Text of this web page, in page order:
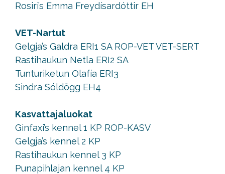
Rosiri’s Emma Freydísardóttir EH
VET-Nartut
Gelgja’s Galdra ERI1 SA ROP-VET VET-SERT
Rastihaukun Netla ERI2 SA
Tunturiketun Olafía ERI3
Sindra Sóldögg EH4
Kasvattajaluokat
Ginfaxi’s kennel 1 KP ROP-KASV
Gelgja’s kennel 2 KP
Rastihaukun kennel 3 KP
Punapihlajan kennel 4 KP